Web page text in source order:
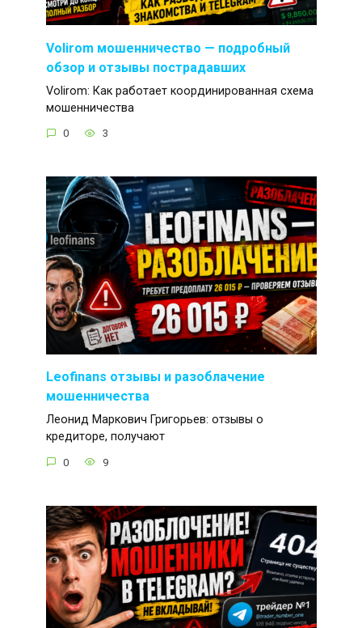
Volirom мошенничество — подробный
обзор и отзывы пострадавших
Volirom: Как работает координированная схема
мошенничества
0 3
Leofinans отзывы и разоблачение
мошенничества
Леонид Маркович Григорьев: отзывы о
кредиторе, получают
0 9